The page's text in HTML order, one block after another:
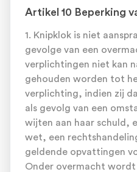
Artikel 10 Beperking
1. Knipklok is niet
gevolge van een
verplichtingen niet kan
gehouden worden tot
verplichting, indien zij
als gevolg van een
wijten aan haar schuld,
wet, een
geldende opvattingen
Onder overmacht wordt